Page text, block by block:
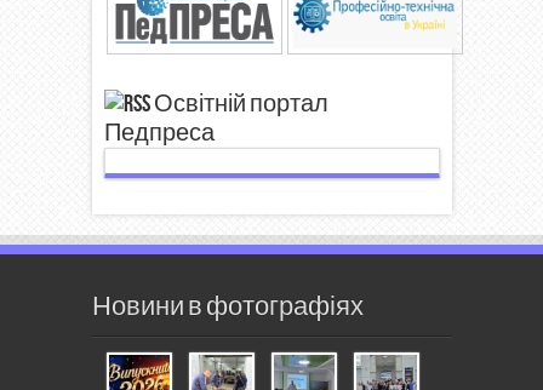
Освітній портал
Педпреса
Новини в фотографіях